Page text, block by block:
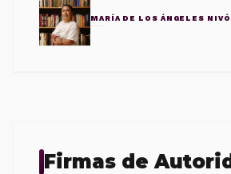
MARÍA DE LOS ÁNGELES
Firmas de